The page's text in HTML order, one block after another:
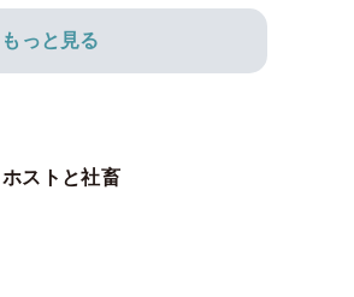
もっと見る
ホストと社畜